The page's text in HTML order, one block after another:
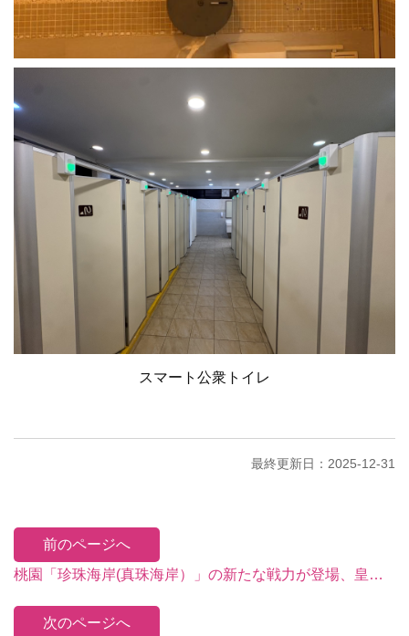
スマート公衆トイレ
最終更新日：2025-12-31
前のページへ
桃園「珍珠海岸(真珠海岸）」の新たな戦力が登場、皇冠海岸観光サークルの提携店舗数が過去最高を更新
次のページへ